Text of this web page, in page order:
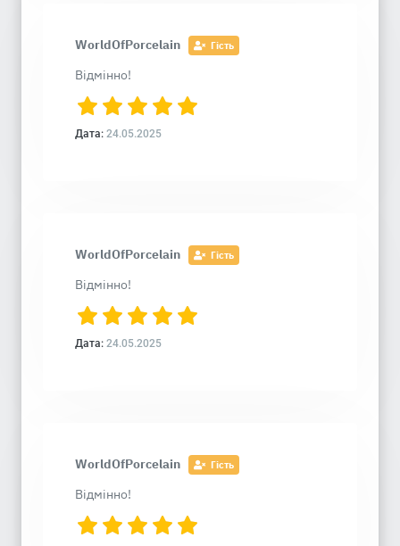
WorldOfPorcelain Гість
Відмінно!
Дата: 24.05.2025
WorldOfPorcelain Гість
Відмінно!
Дата: 24.05.2025
WorldOfPorcelain Гість
Відмінно!